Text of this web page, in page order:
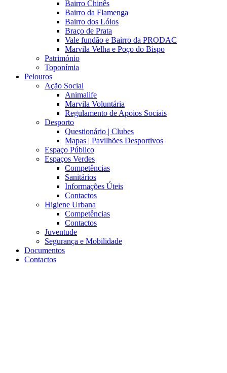
Bairro Chinês
Bairro da Flamenga
Bairro dos Lóios
Braço de Prata
Vale fundão e Bairro da PRODAC
Marvila Velha e Poço do Bispo
Património
Toponímia
Pelouros
Ação Social
Animalife
Marvila Voluntária
Regulamento de Apoios Sociais
Desporto
Questionário | Clubes
Mapas | Pavilhões Desportivos
Espaço Público
Espaços Verdes
Competências
Sanitários
Informações Úteis
Contactos
Higiene Urbana
Competências
Contactos
Juventude
Segurança e Mobilidade
Documentos
Contactos